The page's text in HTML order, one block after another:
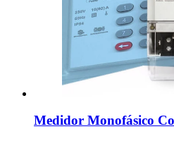
Medidor Monofásico